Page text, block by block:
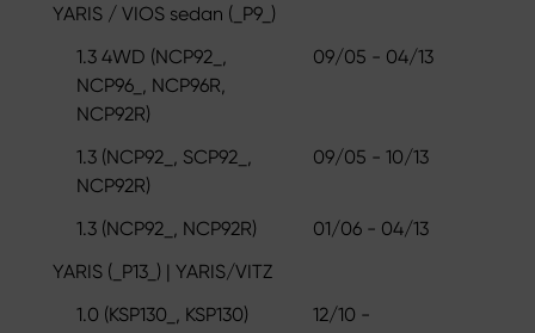
YARIS / VIOS sedan (_P9_)
1.3 4WD (NCP92_,
NCP96_, NCP96R,
NCP92R)
09/05 - 04/13
1.3 (NCP92_, SCP92_,
NCP92R)
09/05 - 10/13
1.3 (NCP92_, NCP92R)
01/06 - 04/13
YARIS (_P13_) | YARIS/VITZ
1.0 (KSP130_, KSP130)
12/10 -